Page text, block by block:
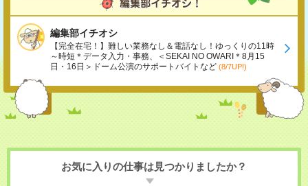
編集部イチオシ
【完全在宅！】難しい業務なし＆電話なし！ゆっくりの11時
～時短＊データ入力・事務、＜SEKAI NO OWARI＊8月15
日・16日＞ドーム公演のサポートバイトなど (8/7UP!)
お気に入りの仕事は見つかりましたか？